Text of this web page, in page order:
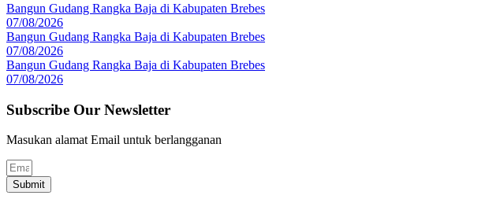
Bangun Gudang Rangka Baja di Kabupaten Brebes
07/08/2026
Bangun Gudang Rangka Baja di Kabupaten Brebes
07/08/2026
Bangun Gudang Rangka Baja di Kabupaten Brebes
07/08/2026
Subscribe Our Newsletter
Masukan alamat Email untuk berlangganan
Submit